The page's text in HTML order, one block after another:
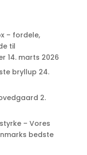
– fordele,
til
14. marts 2026
bryllup 24.
2.
– Vores
bedste